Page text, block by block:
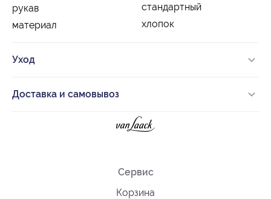
рукав
стандартный
материал
хлопок
Уход
Доставка и самовывоз
Сервис
Корзина